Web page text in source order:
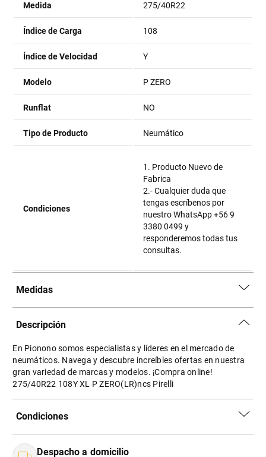
Medida 275/40R22
Índice de Carga 108
Índice de Velocidad Y
Modelo P ZERO
Runflat NO
Tipo de Producto Neumático
Condiciones
1. Producto Nuevo de
Fabrica
2.- Cualquier duda que
tengas escríbenos por
nuestro WhatsApp +56 9
3380 0499 y
responderemos todas tus
consultas.
Medidas
Descripción
En Pionono somos especialistas y líderes en el mercado de
neumáticos. Navega y descubre increíbles ofertas en nuestra
gran variedad de marcas y modelos. ¡Compra online!
275/40R22 108Y XL P ZERO(LR)ncs Pirelli
Condiciones
Despacho a domicilio